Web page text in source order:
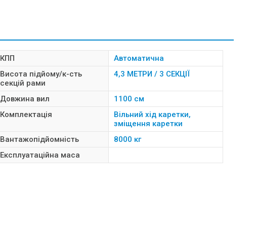
КПП
Автоматична
Висота підйому/к-сть
секцій рами
4,3 МЕТРИ / 3 СЕКЦІЇ
Довжина вил
1100 см
Комплектація
Вільний хід каретки,
зміщення каретки
Вантажопідйомність
8000 кг
Експлуатаційна маса